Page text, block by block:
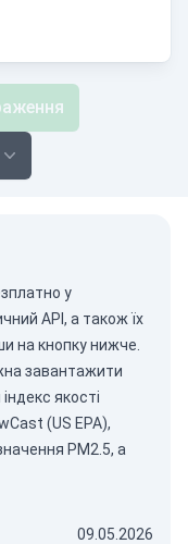
у
API , а також їх
на кнопку нижче.
завантажити
якості
(US EPA),
PM2.5, а
09.05.2026